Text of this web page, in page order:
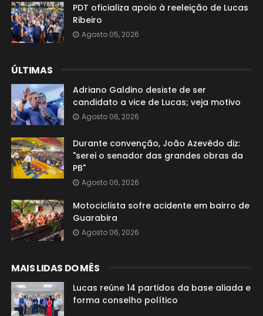
PDT oficializa apoio à reeleição de Lucas
Ribeiro
Agosto 05, 2026
ÚLTIMAS
Adriano Galdino desiste de ser
candidato a vice de Lucas; veja motivo
Agosto 06, 2026
Durante convenção, João Azevêdo diz:
"serei o senador das grandes obras da
PB"
Agosto 06, 2026
Motociclista sofre acidente em bairro de
Guarabira
Agosto 06, 2026
MAIS LIDAS DO MÊS
Lucas reúne 14 partidos da base aliada e
forma conselho político